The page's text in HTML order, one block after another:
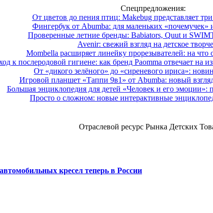
Спецпредложения:
От цветов до пения птиц: Makebug представляет
Фингербук от Abumba: для маленьких
Проверенные летние бренды: Babiators, Quut и
Avenir: свежий взгляд на детское
Mombella расширяет линейку прорезывателей: на что
к послеродовой гигиене: как бренд Paomma отвечает на
От «дикого зелёного» до «сиреневого ириса»:
Игровой планшет «Таппи 9в1» от Abumba: новый
Большая энциклопедия для детей «Человек и его эмоции»:
Просто о сложном: новые интерактивные
Отраслевой ресурс Рынка Детских
кресел теперь в России